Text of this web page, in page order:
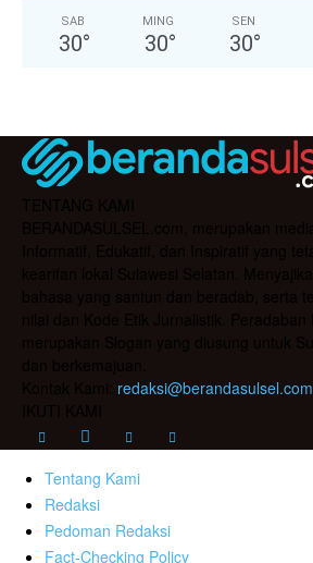
SAB
30°
MING
30°
SEN
30°
redaksi@berandasulsel.com
Tentang Kami
Redaksi
Pedoman Redaksi
Fact-Checking Policy